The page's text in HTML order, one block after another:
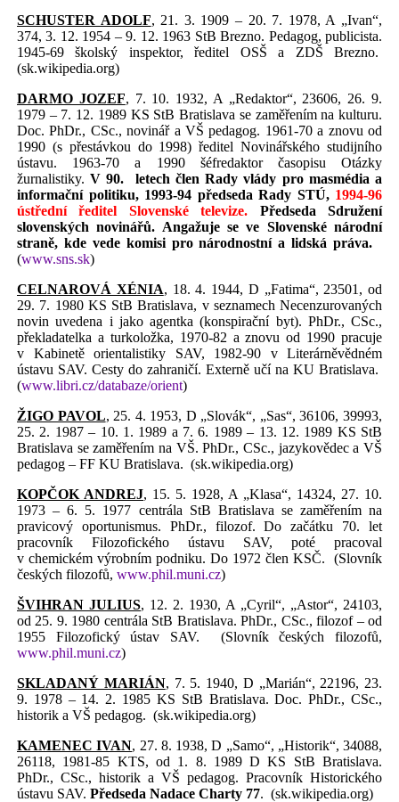
SCHUSTER ADOLF, 21. 3. 1909 – 20. 7. 1978, A „Ivan“,
374, 3. 12. 1954 – 9. 12. 1963 StB Brezno. Pedagog, publicista.
1945-69 školský inspektor, ředitel OSŠ a ZDŠ Brezno.
(sk.wikipedia.org)
DARMO JOZEF, 7. 10. 1932, A „Redaktor“, 23606, 26. 9.
1979 – 7. 12. 1989 KS StB Bratislava se zaměřením na kulturu.
Doc. PhDr., CSc., novinář a VŠ pedagog. 1961-70 a znovu od
1990 (s přestávkou do 1998) ředitel Novinářského studijního
ústavu. 1963-70 a 1990 šéfredaktor časopisu Otázky
žurnalistiky.V 90.
letech člen Rady vlády pro masmédia a
informační politiku, 1993-94 předseda Rady STÚ, 1994-96
ústřední ředitel Slovenské televize.
Předseda Sdružení
slovenských novinářů. Angažuje se ve Slovenské národní
straně, kde vede komisi pro národnostní a lidská práva.
(www.sns.sk)
CELNAROVÁ XÉNIA, 18. 4. 1944, D „Fatima“, 23501, od
29. 7. 1980 KS StB Bratislava, v seznamech Necenzurovaných
novin uvedena i jako agentka (konspirační byt). PhDr., CSc.,
překladatelka a turkoložka, 1970-82 a znovu od 1990 pracuje
v Kabinetě orientalistiky SAV, 1982-90 v Literárněvědném
ústavu SAV. Cesty do zahraničí. Externě učí na KU Bratislava.
(www.libri.cz/databaze/orient)
ŽIGO PAVOL, 25. 4. 1953, D „Slovák“, „Sas“, 36106, 39993,
25. 2. 1987 – 10. 1. 1989 a 7. 6. 1989 – 13. 12. 1989 KS StB
Bratislava se zaměřením na VŠ. PhDr., CSc., jazykovědec a VŠ
pedagog – FF KU Bratislava. (sk.wikipedia.org)
KOPČOK ANDREJ, 15. 5. 1928, A „Klasa“, 14324, 27. 10.
1973 – 6. 5. 1977 centrála StB Bratislava se zaměřením na
pravicový oportunismus. PhDr., filozof. Do začátku 70. let
pracovník Filozofického ústavu SAV, poté pracoval
v chemickém výrobním podniku. Do 1972 člen KSČ.
(Slovník
českých filozofů, www.phil.muni.cz)
ŠVIHRAN JULIUS, 12. 2. 1930, A „Cyril“, „Astor“, 24103,
od 25. 9. 1980 centrála StB Bratislava. PhDr., CSc., filozof – od
1955 Filozofický ústav SAV.
(Slovník českých filozofů,
www.phil.muni.cz)
SKLADANÝ MARIÁN, 7. 5. 1940, D „Marián“, 22196, 23.
9. 1978 – 14. 2. 1985 KS StB Bratislava. Doc. PhDr., CSc.,
historik a VŠ pedagog. (sk.wikipedia.org)
KAMENEC IVAN, 27. 8. 1938, D „Samo“, „Historik“, 34088,
26118, 1981-85 KTS, od 1. 8. 1989 D KS StB Bratislava.
PhDr., CSc., historik a VŠ pedagog. Pracovník Historického
ústavu SAV. Předseda Nadace Charty 77. (sk.wikipedia.org)